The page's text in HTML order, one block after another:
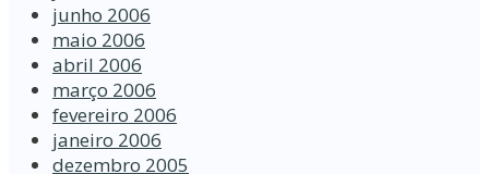
junho 2006
maio 2006
abril 2006
março 2006
fevereiro 2006
janeiro 2006
dezembro 2005